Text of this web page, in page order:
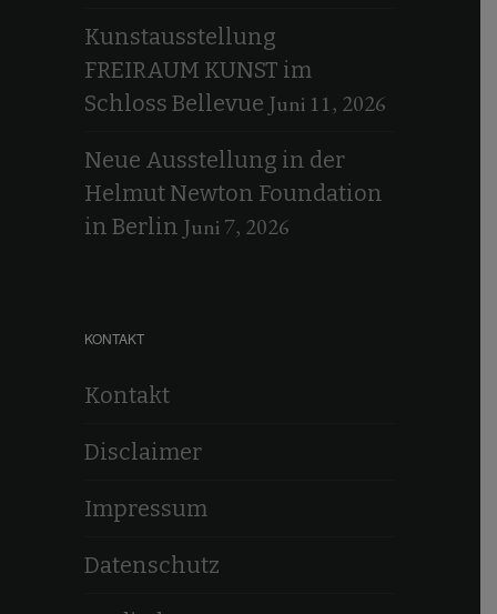
Kunstausstellung
FREIRAUM KUNST im
Schloss Bellevue Juni 11, 2026
Neue Ausstellung in der
Helmut Newton Foundation
in Berlin Juni 7, 2026
KONTAKT
Kontakt
Disclaimer
Impressum
Datenschutz